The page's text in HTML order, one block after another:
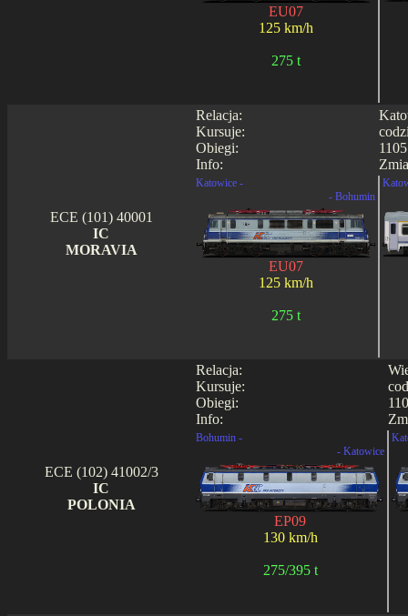
EU07
125 km/h
275 t
Relacja:
Kursuje:
Obiegi:
Info:
ECE (101) 40001
IC
MORAVIA
Katowice -
- Bohumin
EU07
125 km/h
275 t
Relacja:
Kursuje:
Obiegi:
Info:
ECE (102) 41002/3
IC
POLONIA
Bohumin -
- Katowice
EP09
130 km/h
275/395 t